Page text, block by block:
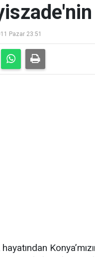
Pazar 23:51
hayatından